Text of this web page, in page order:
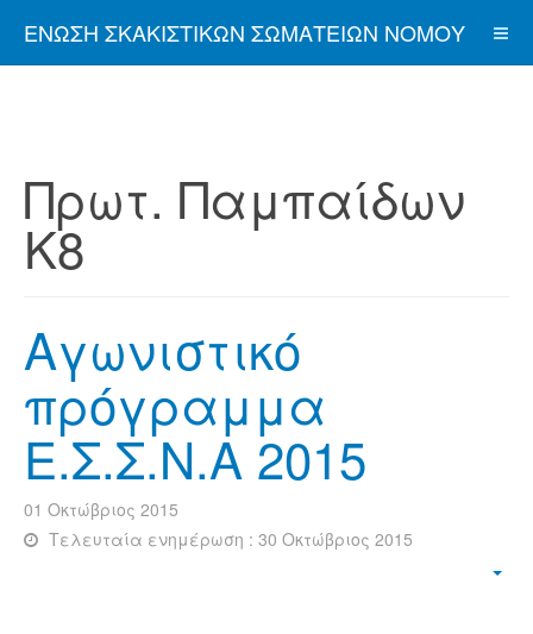
ΈΝΩΣΗ ΣΚΑΚΙΣΤΙΚΏΝ ΣΩΜΑΤΕΊΩΝ ΝΟΜΟΎ
Πρωτ. Παμπαίδων
Κ8
Αγωνιστικό
πρόγραμμα
Ε.Σ.Σ.Ν.Α 2015
01 Οκτώβριος 2015
Τελευταία ενημέρωση : 30 Οκτώβριος 2015